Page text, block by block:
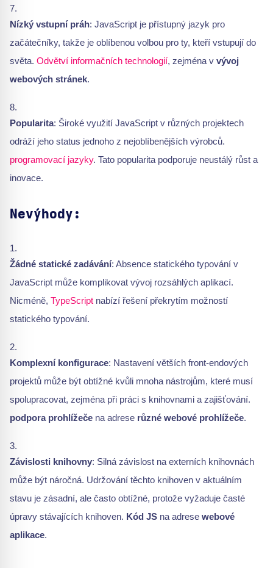
Nízký vstupní práh: JavaScript je přístupný jazyk pro
začátečníky, takže je oblíbenou volbou pro ty, kteří vstupují do
světa. Odvětví informačních technologií, zejména v vývoj
webových stránek.
Popularita: Široké využití JavaScript v různých projektech
odráží jeho status jednoho z nejoblíbenějších výrobců.
programovací jazyky. Tato popularita podporuje neustálý růst a
inovace.
Nevýhody:
Žádné statické zadávání: Absence statického typování v
JavaScript může komplikovat vývoj rozsáhlých aplikací.
Nicméně, TypeScript nabízí řešení překrytím možností
statického typování.
Komplexní konfigurace: Nastavení větších front-endových
projektů může být obtížné kvůli mnoha nástrojům, které musí
spolupracovat, zejména při práci s knihovnami a zajišťování.
podpora prohlížeče na adrese různé webové prohlížeče.
Závislosti knihovny: Silná závislost na externích knihovnách
může být náročná. Udržování těchto knihoven v aktuálním
stavu je zásadní, ale často obtížné, protože vyžaduje časté
úpravy stávajících knihoven. Kód JS na adrese webové
aplikace.